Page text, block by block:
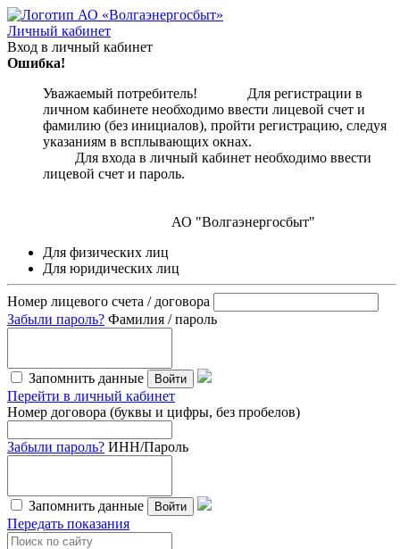
Личный кабинет
Вход в личный кабинет
Ошибка!
Уважаемый потребитель! Для регистрации в
личном кабинете необходимо ввести лицевой счет и
фамилию (без инициалов), пройти регистрацию, следуя
указаниям в всплывающих окнах.
Для входа в личный кабинет необходимо ввести
лицевой счет и пароль.
АО "Волгаэнергосбыт"
Для физических лиц
Для юридических лиц
Номер лицевого счета / договора
Забыли пароль? Фамилия / пароль
Запомнить данные Войти
Перейти в личный кабинет
Номер договора (буквы и цифры, без пробелов)
Забыли пароль? ИНН/Пароль
Запомнить данные Войти
Передать показания